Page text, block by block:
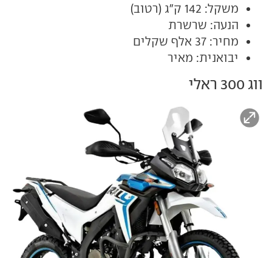
משקל: 142 ק"ג (רטוב)
הנעה: שרשרת
מחיר: 37 אלף שקלים
יבואנית: מאיר
ווג 300 ראלי